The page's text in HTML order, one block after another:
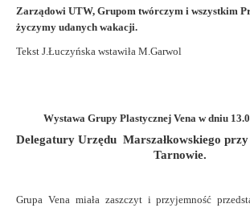
Zarządowi UTW, Grupom twórczym i wszystkim
życzymy udanych wakacji.
Tekst J.Łuczyńska wstawiła M.Garwol
Wystawa Grupy Plastycznej Vena w dniu
Delegatury Urzędu Marszałkowskiego
Tarnowie.
Grupa Vena miała zaszczyt i przyjemność